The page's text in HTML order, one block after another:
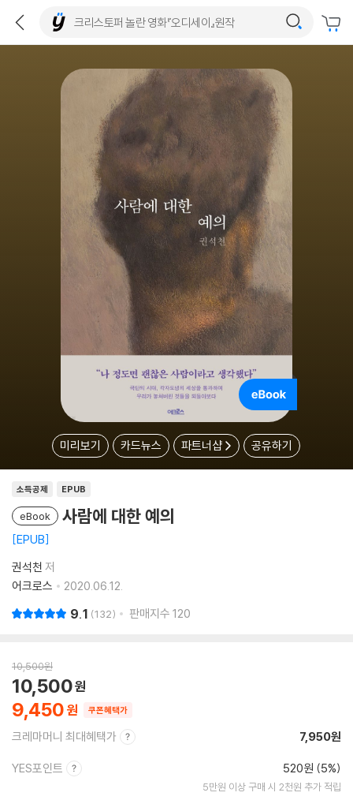
미리보기 카드뉴스 파트너샵 공유하기
소득공제 EPUB
eBook 사람에 대한 예의
EPUB
권석천 저
어크로스
2020.06.12.
9.1 132 판매지수 120
10,500원
9,450
10,500
쿠폰혜택가
크레마머니 최대혜택가 7,950원
YES포인트 520원 (5%)
5만원 이상 구매 시 2천원 추가 적립